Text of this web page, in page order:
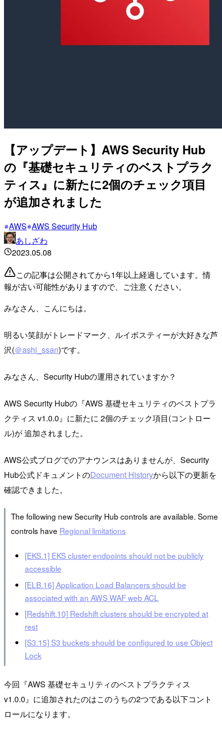
【アップデート】AWS Security Hub
の『基礎セキュリティのベストプラク
ティス』に新たに2個のチェック項目
が追加されました
AWS AWS Security Hub
あしざわ
2023.05.08
この記事は公開されてから1年以上経過しています。情
報が古い可能性がありますので、ご注意ください。
みなさん、こんにちは。
明るい笑顔がトレードマーク、ルイボスティーが大好きな芦
沢(＠ashi_ssan)です。
みなさん、Security Hubの運用されていますか？
AWS Security Hubの『AWS 基礎セキュリティのベストプラ
クティス v1.0.0』に新たに 2個のチェック項目(コントロー
ル)が 追加されました。
AWS公式ブログでのアナウンスはありませんが、Security
Hub公式ドキュメントのDocument Historyから以下の更新を
確認できました。
The following new Security Hub controls are available. Some
controls have Regional limitations
[EKS.1] EKS cluster endpoints should not be publicly
accessible
[ELB.16] Application Load Balancers should be
associated with an AWS WAF web ACL
[Redshift.10] Redshift clusters should be encrypted at
rest
[S3.15] S3 buckets should be configured to use Object
Lock
今回『AWS 基礎セキュリティのベストプラクティス
v1.0.0』に追加されたのはこのうちの2つである以下コント
ロールになります。